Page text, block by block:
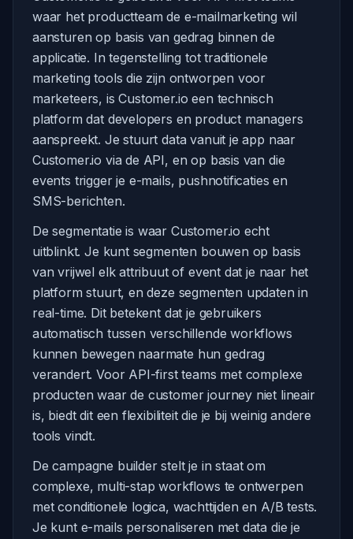
waar het productteam de e-mailmarketing wil
aansturen op basis van gedrag binnen de
applicatie. In tegenstelling tot traditionele
marketing tools die zijn ontworpen voor
marketeers, is Customer.io een technisch
platform dat developers en product managers
aanspreekt. Je stuurt data vanuit je app naar
Customer.io via de API, en op basis van die
events trigger je e-mails, pushnotificaties en
SMS-berichten.
De segmentatie is waar Customer.io echt
uitblinkt. Je kunt segmenten bouwen op basis
van vrijwel elk attribuut of event dat je naar het
platform stuurt, en deze segmenten updaten in
real-time. Dit betekent dat je gebruikers
automatisch tussen verschillende workflows
kunnen bewegen naarmate hun gedrag
verandert. Voor API-first teams met complexe
producten waar de customer journey niet lineair
is, biedt dit een flexibiliteit die je bij weinig andere
tools vindt.
De campagne builder stelt je in staat om
complexe, multi-stap workflows te ontwerpen
met conditionele logica, wachttijden en A/B tests.
Je kunt e-mails personaliseren met data die je